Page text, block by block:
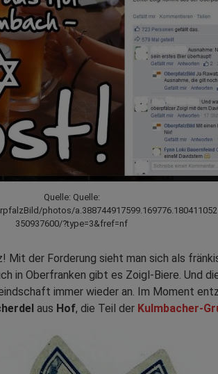
Quelle: Quelle:
photos/
350937600/?type=3&fref=nf
Mit der Forderung sieht man sich als
in Oberfranken gibt es Zoigl-Biere. Und
immer wieder an. Im Moment
aus Hof, die Teil der Kulmbacher-